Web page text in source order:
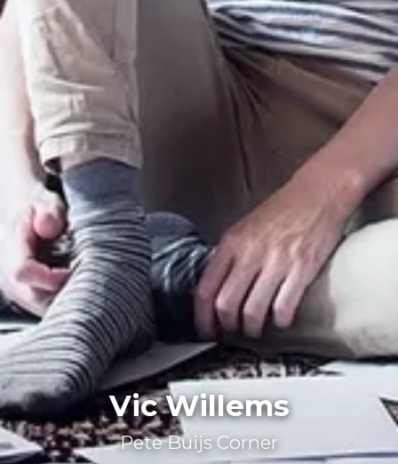
Vic Willems
Pete Buijs Corner